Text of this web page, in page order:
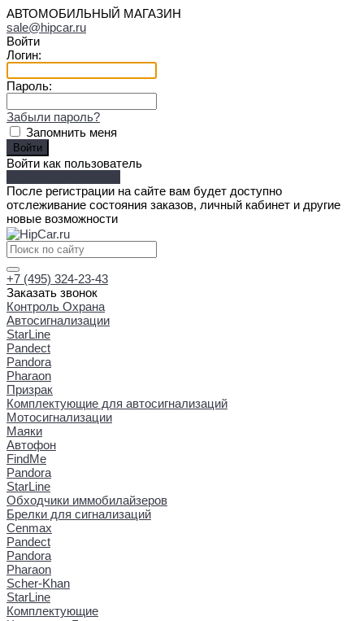
АВТОМОБИЛЬНЫЙ МАГАЗИН
sale@hipcar.ru
Войти
Логин:
Пароль:
Забыли пароль?
Запомнить меня
Войти как пользователь
После регистрации на сайте вам будет доступно
отслеживание состояния заказов, личный кабинет и другие
новые возможности
+7 (495) 324-23-43
Заказать звонок
Контроль Охрана
Автосигнализации
StarLine
Pandect
Pandora
Pharaon
Призрак
Комплектующие для автосигнализаций
Мотосигнализации
Маяки
Автофон
FindMe
Pandora
StarLine
Обходчики иммобилайзеров
Брелки для сигнализаций
Cenmax
Pandect
Pandora
Pharaon
Scher-Khan
StarLine
Комплектующие